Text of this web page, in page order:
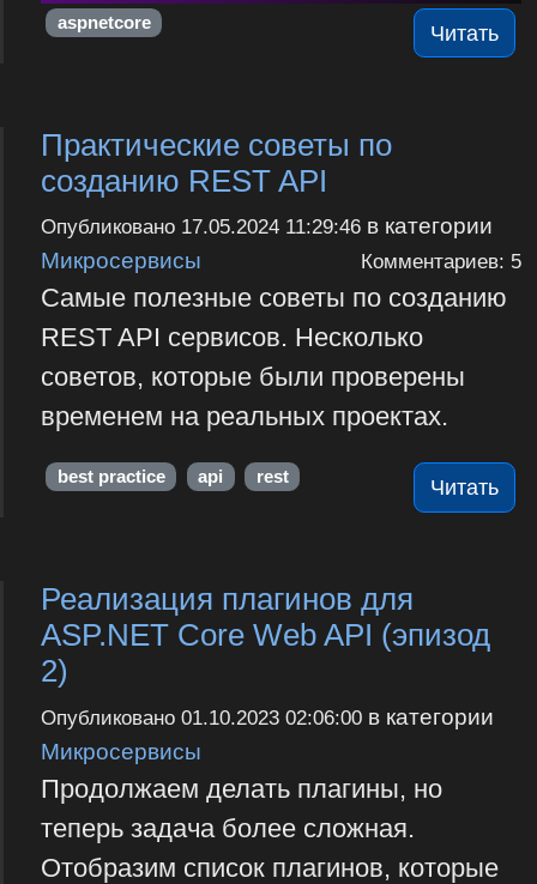
Читать
aspnetcore
Практические советы по
созданию REST API
Опубликовано 17.05.2024 11:29:46в категории
Микросервисы
Комментариев: 5
Самые полезные советы по созданию
REST API сервисов. Несколько
советов, которые были проверены
временем на реальных проектах.
Читать
best practice api rest
Реализация плагинов для
ASP.NET Core Web API (эпизод
2)
Опубликовано 01.10.2023 02:06:00в категории
Микросервисы
Продолжаем делать плагины, но
теперь задача более сложная.
Отобразим список плагинов, которые